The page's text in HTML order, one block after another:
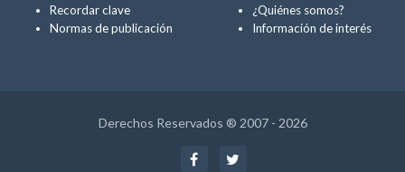
Recordar clave
Normas de publicación
¿Quiénes somos?
Información de interés
Derechos Reservados ® 2007 - 2026
Facebook